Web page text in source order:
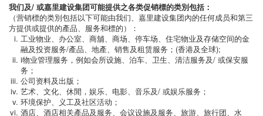
我们及/ 或嘉里建设集团可能提供之各类促销標的类別包括：
（营销標的类別包括以下可能由我们、嘉里建设集团內的任何成员和第三
方提供或提供的產品、服务和標的）：
工业物业、办公室、商舖、商场、停车场、住宅物业及存储空间的金
融及投资服务/產品、地產、销售及租赁服务；(香港及全球);
i物业管理服务，例如会所设施、泊车、卫生、清洁服务及/ 或保安服
务；
公司资料及出版；
艺术、文化、休閒，娱乐、电影、音乐及/ 或娱乐服务；
环境保护、义工及社区活动；
酒店、酒店相关產品及服务、会议设施及服务、旅游、旅行团、水